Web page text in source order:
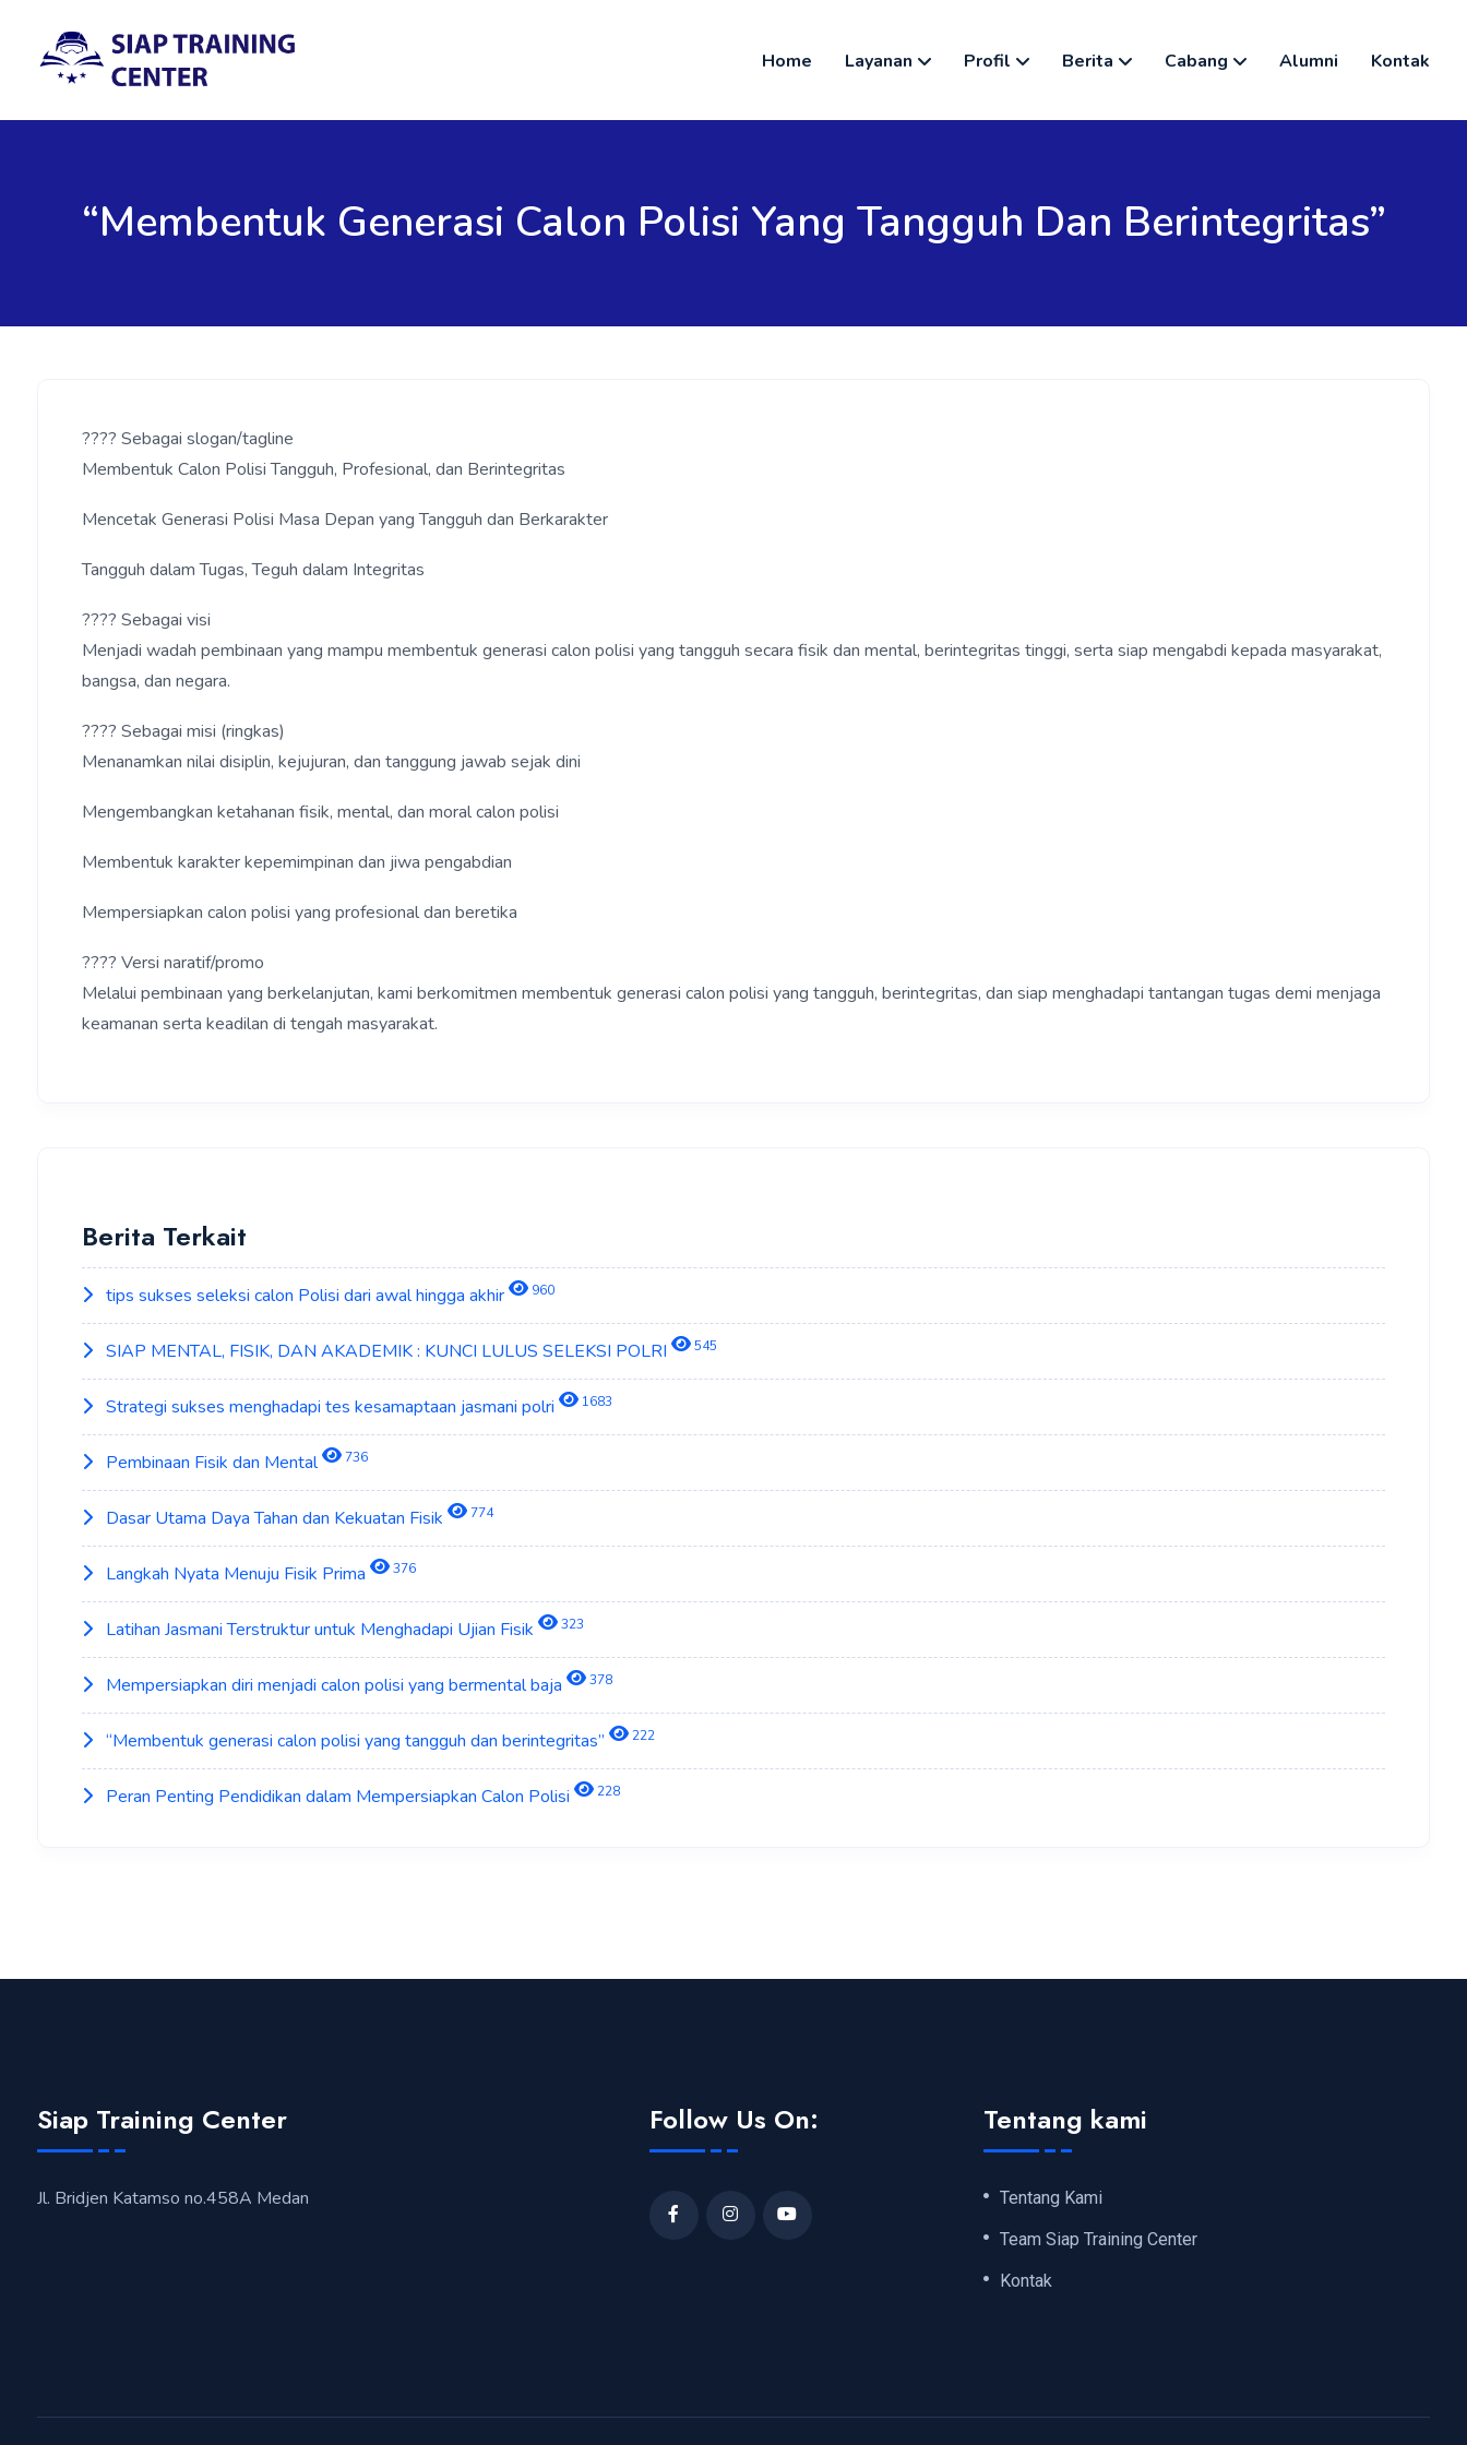
Home Layanan Profil Berita Cabang Alumni Kontak
“Membentuk Generasi Calon Polisi Yang Tangguh Dan Berintegritas”
???? Sebagai slogan/tagline
Membentuk Calon Polisi Tangguh, Profesional, dan Berintegritas
Mencetak Generasi Polisi Masa Depan yang Tangguh dan Berkarakter
Tangguh dalam Tugas, Teguh dalam Integritas
???? Sebagai visi
Menjadi wadah pembinaan yang mampu membentuk generasi calon polisi yang tangguh secara fisik dan mental, berintegritas tinggi, serta siap mengabdi kepada masyarakat,
bangsa, dan negara.
???? Sebagai misi (ringkas)
Menanamkan nilai disiplin, kejujuran, dan tanggung jawab sejak dini
Mengembangkan ketahanan fisik, mental, dan moral calon polisi
Membentuk karakter kepemimpinan dan jiwa pengabdian
Mempersiapkan calon polisi yang profesional dan beretika
???? Versi naratif/promo
Melalui pembinaan yang berkelanjutan, kami berkomitmen membentuk generasi calon polisi yang tangguh, berintegritas, dan siap menghadapi tantangan tugas demi menjaga
keamanan serta keadilan di tengah masyarakat.
Berita Terkait
tips sukses seleksi calon Polisi dari awal hingga akhir 960
SIAP MENTAL, FISIK, DAN AKADEMIK : KUNCI LULUS SELEKSI POLRI 545
Strategi sukses menghadapi tes kesamaptaan jasmani polri 1683
Pembinaan Fisik dan Mental 736
Dasar Utama Daya Tahan dan Kekuatan Fisik 774
Langkah Nyata Menuju Fisik Prima 376
Latihan Jasmani Terstruktur untuk Menghadapi Ujian Fisik 323
Mempersiapkan diri menjadi calon polisi yang bermental baja 378
“Membentuk generasi calon polisi yang tangguh dan berintegritas” 222
Peran Penting Pendidikan dalam Mempersiapkan Calon Polisi 228
Siap Training Center
Jl. Bridjen Katamso no.458A Medan
Follow Us On: Tentang kami
Tentang Kami
Team Siap Training Center
Kontak